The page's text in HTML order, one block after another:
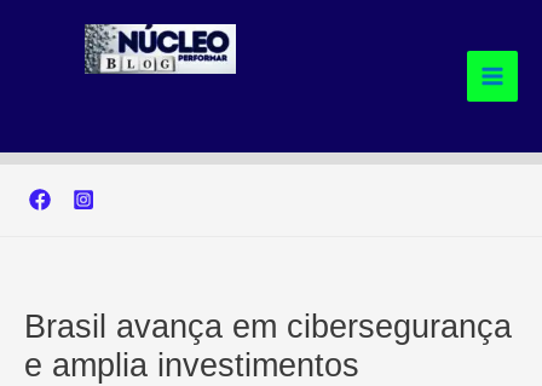
Brasil avança em cibersegurança
e amplia investimentos